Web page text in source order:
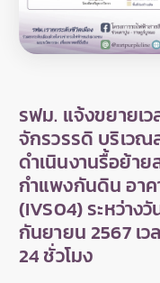
รฟม. แจ้งขยายเ
จักรวรรดิ บริเวณ
ดำเนินงานรื้อย้า
กำแพงกันดิน อาค
(IVS04) ระหว่าง
กันยายน 2567 เ
24 ชั่วโมง